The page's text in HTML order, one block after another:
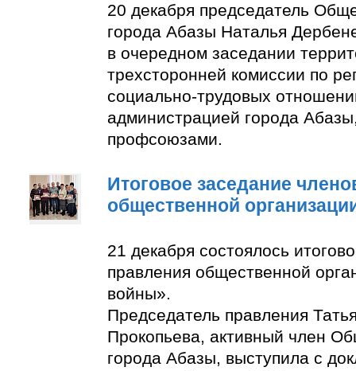
20 декабря председатель
города Абазы Наталья
в очередном заседании
трехсторонней комиссии по
социально-трудовых
администрацией города
профсоюзами.
Итоговое заседание
общественной
21 декабря состоялось
правления общественной
войны».
Председатель правления
Прокопьева, активный член
города Абазы, выступила с